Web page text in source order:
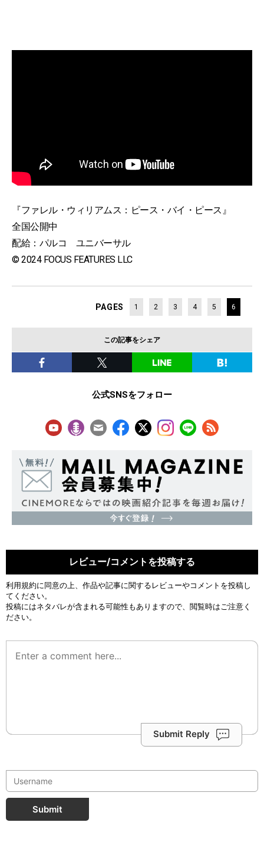
『ファレル・ウィリアムス：ピース・バイ・ピース』
全国公開中
配給：パルコ ユニバーサル
© 2024 FOCUS FEATURES LLC
PAGES 1 2 3 4 5 6
この記事をシェア
公式SNSをフォロー
レビュー/コメントを投稿する
利用規約に同意の上、作品や記事に関するレビューやコメントを投稿し
てください。
投稿にはネタバレが含まれる可能性もありますので、閲覧時はご注意く
ださい。
Submit Reply
Submit